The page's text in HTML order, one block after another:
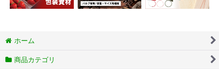
ホーム
商品カテゴリ